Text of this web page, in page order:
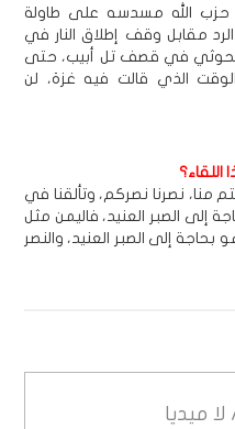
الله مسدسه على طاولة
مقابل وقف إطلاق النار في
في قصف تل أبيب، حتى
الذي قالت فيه غزة، لن
منا، نصرنا نصركم، وتألقنا في
إلى الصبر العنيد، فاليمن مثل
إلى الصبر العنيد، والنصر
ميديا